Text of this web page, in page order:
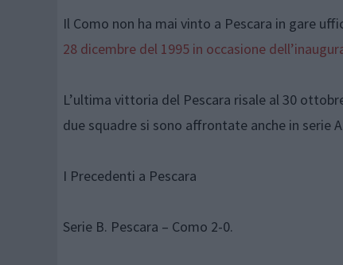
Il Como non ha mai vinto a Pescara in gare
28 dicembre del 1995 in occasione
L’ultima vittoria del Pescara risale al 30
due squadre si sono affrontate anche in serie
I Precedenti a Pescara
Serie B. Pescara – Como 2-0.